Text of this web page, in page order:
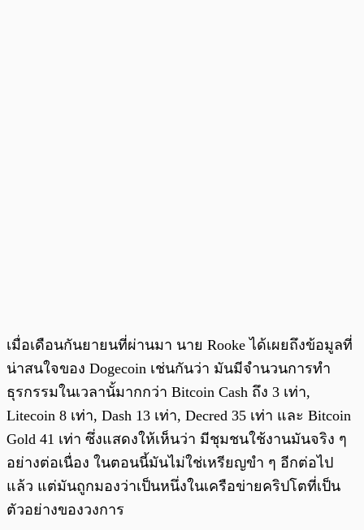
เมื่อเดือนกันยายนที่ผ่านมา นาย Rooke ได้เผยถึงข้อมูลที่
น่าสนใจของ Dogecoin เช่นกันว่า มันมีจำนวนการทำ
ธุรกรรมในเวลานั้มากกว่า Bitcoin Cash ถึง 3 เท่า,
Litecoin 8 เท่า, Dash 13 เท่า, Decred 35 เท่า และ Bitcoin
Gold 41 เท่า ซึ่งแสดงให้เห็นว่า มีชุมชนใช้งานมันจริง ๆ
อย่างต่อเนื่อง ในตอนนี้มันไม่ใช่เหรียญขำ ๆ อีกต่อไป
แล้ว แต่มันถูกมองว่าเป็นหนึ่งในเครือข่ายคริปโตที่เป็น
ตัวอย่างของวงการ